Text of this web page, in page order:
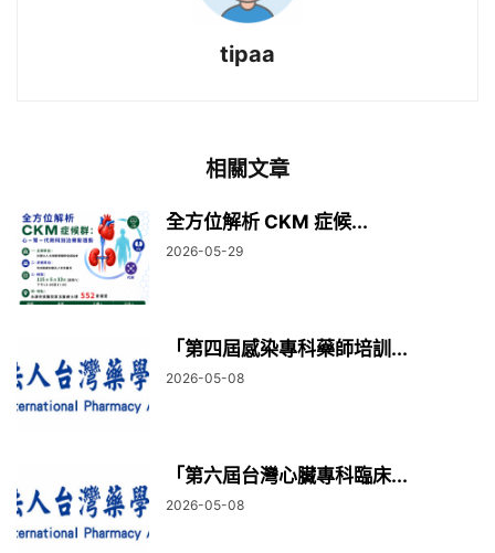
tipaa
相關文章
全方位解析 CKM 症候...
2026-05-29
「第四屆感染專科藥師培訓...
2026-05-08
「第六屆台灣心臟專科臨床...
2026-05-08